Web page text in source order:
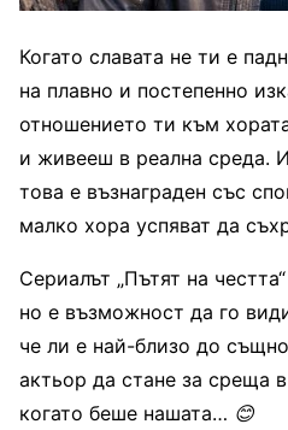
Когато славата не ти е
на плавно и постепенно
отношението ти към
и живееш в реална среда.
това е възнаграден със
малко хора успяват да
Сериалът „Пътят на
но е възможност да го
че ли е най-близо до
актьор да стане за среща
когато беше нашата… 😊